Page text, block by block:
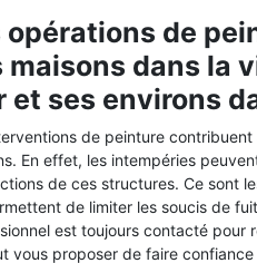
opérations de
maisons dans la
et ses environs
de peinture
En effet, les intempéries
de ces structures. Ce sont
de limiter les soucis de
est toujours contacté pour
vous proposer de faire